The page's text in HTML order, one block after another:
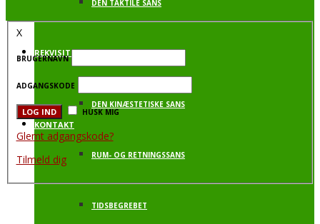
REKVISITTER
KONTAKT
DEN TAKTILE SANS
DEN KINÆSTETISKE SANS
RUM- OG RETNINGSSANS
TIDSBEGREBET
X
BRUGERNAVN
ADGANGSKODE
HUSK MIG
Glemt adgangskode?
Tilmeld dig